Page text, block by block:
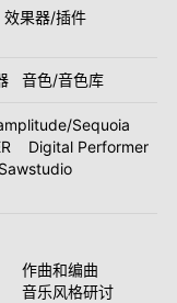
效果器/插件
音色/音色库
Sequoia
Digital Performer
Sawstudio
作曲和编曲
音乐风格研讨